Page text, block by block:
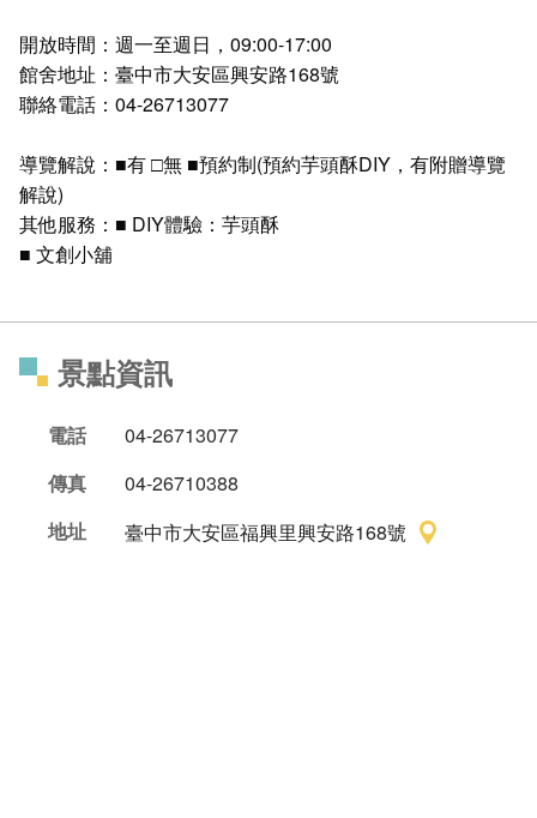
開放時間：週一至週日，09:00-17:00
館舍地址：臺中市大安區興安路168號
聯絡電話：04-26713077
導覽解說：■有 □無 ■預約制(預約芋頭酥DIY，有附贈導覽
解說)
其他服務：■ DIY體驗：芋頭酥
■ 文創小舖
景點資訊
電話
04-26713077
傳真
04-26710388
地址
臺中市大安區福興里興安路168號